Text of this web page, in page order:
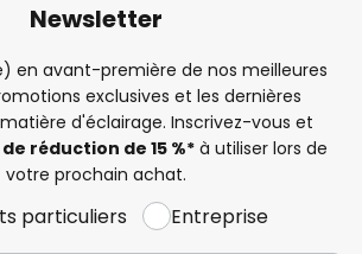
Newsletter
en avant-première de nos meilleures
exclusives et les dernières
d'éclairage. Inscrivez-vous et
réduction de 15 %*à utiliser lors de
votre prochain achat.
particuliers Entreprise